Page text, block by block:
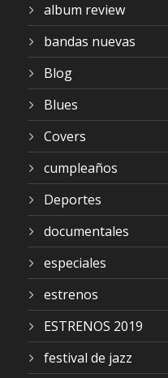
album review
bandas nuevas
Blog
Blues
Covers
cumpleaños
Deportes
documentales
especiales
estrenos
ESTRENOS 2019
festival de jazz